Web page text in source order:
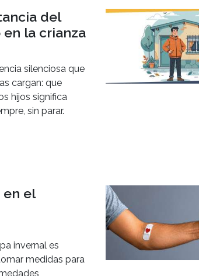
fácil y rápido!
de forma
nuestro portal
trámites en el
necesites y sin
cargan: que
hijos significa
sin parar.